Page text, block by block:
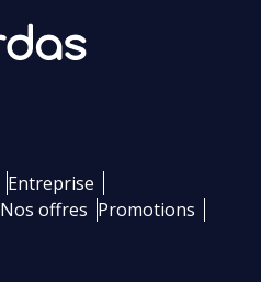
Entreprise
Nos offres Promotions